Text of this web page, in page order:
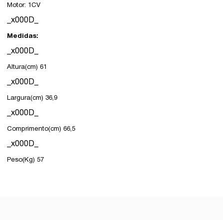
Motor: 1CV
_x000D_
Medidas:
_x000D_
Altura(cm) 61
_x000D_
Largura(cm) 36,9
_x000D_
Comprimento(cm) 66,5
_x000D_
Peso(Kg) 57